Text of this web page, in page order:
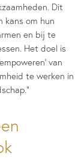
Dit
kans om hun
en bij te
Het doel is
van
te werken in